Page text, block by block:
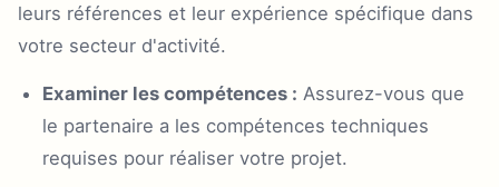
leurs références et leur expérience spécifique dans
votre secteur d'activité.
Examiner les compétences : Assurez-vous que
le partenaire a les compétences techniques
requises pour réaliser votre projet.